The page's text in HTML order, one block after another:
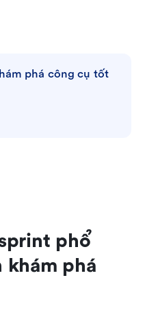
phá công cụ tốt
phổ
khám phá